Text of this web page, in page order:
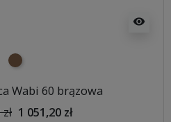
visibility
brązowy
Wabi 60 brązowa
1 051,20 zł